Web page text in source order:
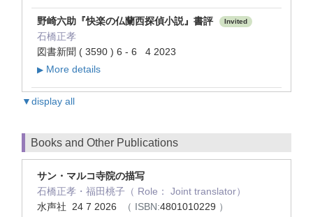
野崎六助『快楽の仏蘭西探偵小説』書評 Invited
石橋正孝
図書新聞 ( 3590 ) 6 - 6 4 2023
▶ More details
▼display all
Books and Other Publications
サン・マルコ寺院の描写
石橋正孝・福田桃子（ Role： Joint translator）
水声社 24 7 2026
（ ISBN:4801010229 ）